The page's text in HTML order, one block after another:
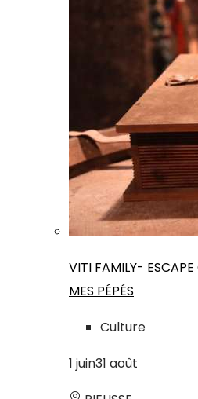
VITI FAMILY- ESCAPE
MES PÉPÉS
Culture
1 juin31 août